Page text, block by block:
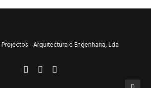
- Arquitectura e Engenharia, Lda